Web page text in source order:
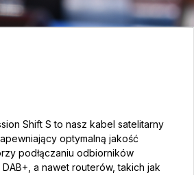
Shift S to nasz kabel satelitarny
optymalną jakość
podłączaniu odbiorników
a nawet routerów, takich jak